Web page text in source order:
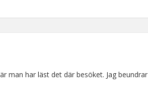
man har läst det där besöket. Jag beundrar